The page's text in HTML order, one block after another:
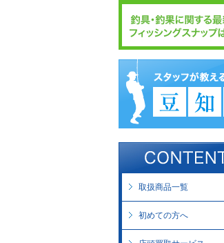
取扱商品一覧
初めての方へ